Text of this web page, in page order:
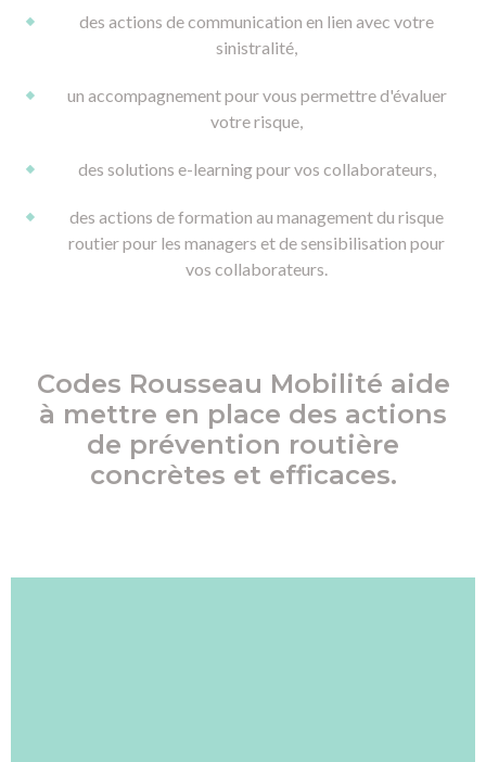
des actions de communication en lien avec votre
sinistralité,
un accompagnement pour vous permettre d'évaluer
votre risque,
des solutions e-learning pour vos collaborateurs,
des actions de formation au management du risque
routier pour les managers et de sensibilisation pour
vos collaborateurs.
Codes Rousseau Mobilité aide
à mettre en place des actions
de prévention routière
concrètes et efficaces.